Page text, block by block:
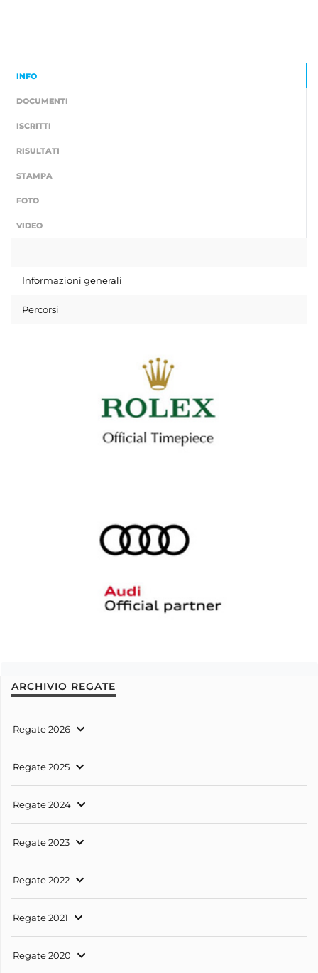
INFO
DOCUMENTI
ISCRITTI
RISULTATI
STAMPA
FOTO
VIDEO
Informazioni generali
Percorsi
ARCHIVIO REGATE
Regate 2026
Regate 2025
Regate 2024
Regate 2023
Regate 2022
Regate 2021
Regate 2020